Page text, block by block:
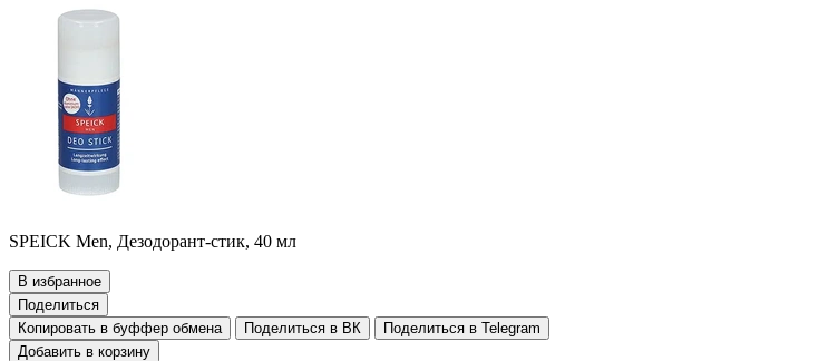
SPEICK Men, Дезодорант-стик, 40 мл
В избранное
Поделиться
Копировать в буффер обмена
Поделиться в ВК
Поделиться в Telegram
Добавить в корзину